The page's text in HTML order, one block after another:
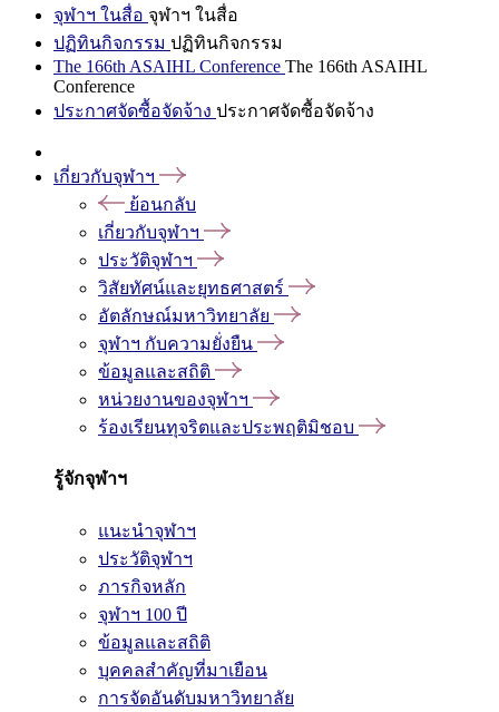
จุฬาฯ ในสื่อ จุฬาฯ ในสื่อ
ปฏิทินกิจกรรม ปฏิทินกิจกรรม
The 166th ASAIHL Conference The 166th ASAIHL
Conference
ประกาศจัดซื้อจัดจ้าง ประกาศจัดซื้อจัดจ้าง
เกี่ยวกับจุฬาฯ
ย้อนกลับ
เกี่ยวกับจุฬาฯ
ประวัติจุฬาฯ
วิสัยทัศน์และยุทธศาสตร์
อัตลักษณ์มหาวิทยาลัย
จุฬาฯ กับความยั่งยืน
ข้อมูลและสถิติ
หน่วยงานของจุฬาฯ
ร้องเรียนทุจริตและประพฤติมิชอบ
รู้จักจุฬาฯ
แนะนำจุฬาฯ
ประวัติจุฬาฯ
ภารกิจหลัก
จุฬาฯ 100 ปี
ข้อมูลและสถิติ
บุคคลสำคัญที่มาเยือน
การจัดอันดับมหาวิทยาลัย